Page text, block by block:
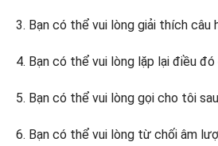
Bạn có thể vui lòng giải thích câu
Bạn có thể vui lòng lặp lại điều
Bạn có thể vui lòng gọi cho tôi
Bạn có thể vui lòng từ chối âm